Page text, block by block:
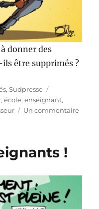
donner des
être supprimés ?
,Sudpresse
,école,enseignant,
Un commentairesur
!